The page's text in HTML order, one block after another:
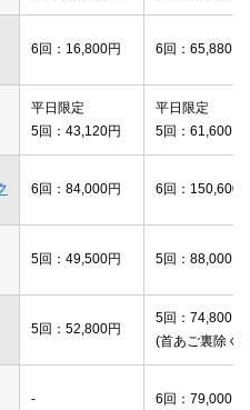
6回：16,800円 6回：65,880円
平日限定
5回：43,120円
平日限定
5回：61,600円
6回：84,000円 6回：150,600
5回：49,500円 5回：88,000円
5回：52,800円
5回：74,800円
(首あご裏除く)
- 6回：79,000円